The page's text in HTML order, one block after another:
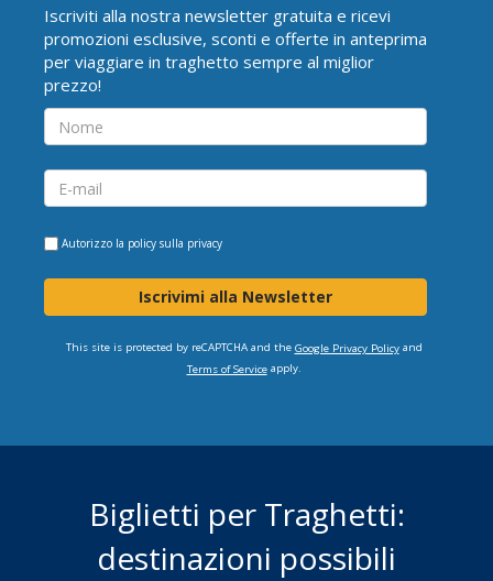
Iscriviti alla nostra newsletter gratuita e ricevi
promozioni esclusive, sconti e offerte in anteprima
per viaggiare in traghetto sempre al miglior
prezzo!
Autorizzo la policy sulla privacy
Iscrivimi alla Newsletter
This site is protected by reCAPTCHA and the Google Privacy Policyand
Terms of Serviceapply.
Biglietti per Traghetti:
destinazioni possibili